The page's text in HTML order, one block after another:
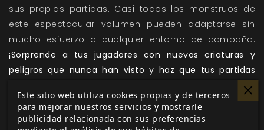
sus propias partidas. Casi todos los monstruos de
este espectacular volumen pueden adaptarse sin
mucho esfuerzo a cualquier entorno de campaña.
¡Sorprende a tus jugadores con nuevas criaturas y
peligros que nunca han visto y haz que tus partidas
Este sitio web utiliza cookies propias y de terceros
para mejorar nuestros servicios y mostrarle
publicidad relacionada con sus preferencias